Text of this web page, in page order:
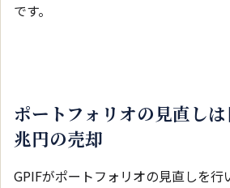
です。
ポートフォリオの見直し
兆円の売却
GPIFがポートフォリオの見直しを行